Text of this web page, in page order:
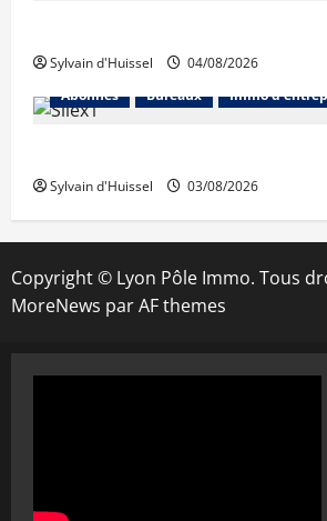
Sylvain d'Huissel
04/08/2026
Abonnés
Bureaux Immo
Sylvain d'Huissel 03/08/2026
Copyright © Lyon Pôle Immo. Tous
MoreNews par AF themes